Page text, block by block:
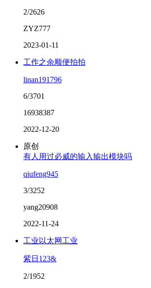
2/2626
ZYZ777
2023-01-11
工作之余顺便拍拍
linan191796
6/3701
16938387
2022-12-20
原创
有人用过必威的输入输出模块吗
qiufeng945
3/3252
yang20908
2022-11-24
工业以太网工业
紫日123&
2/1952